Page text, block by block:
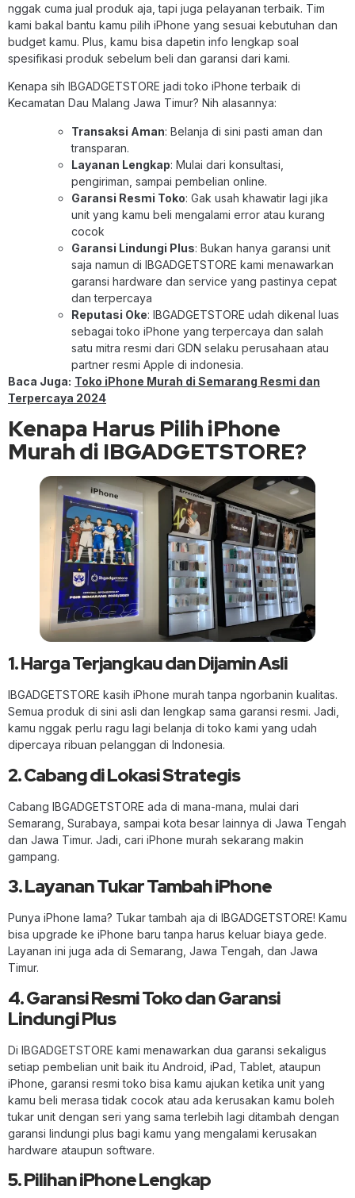
nggak cuma jual produk aja, tapi juga pelayanan terbaik. Tim
kami bakal bantu kamu pilih iPhone yang sesuai kebutuhan dan
budget kamu. Plus, kamu bisa dapetin info lengkap soal
spesifikasi produk sebelum beli dan garansi dari kami.
Kenapa sih IBGADGETSTORE jadi toko iPhone terbaik di
Kecamatan Dau Malang Jawa Timur? Nih alasannya:
Transaksi Aman: Belanja di sini pasti aman dan
transparan.
Layanan Lengkap: Mulai dari konsultasi,
pengiriman, sampai pembelian online.
Garansi Resmi Toko: Gak usah khawatir lagi jika
unit yang kamu beli mengalami error atau kurang
cocok
Garansi Lindungi Plus: Bukan hanya garansi unit
saja namun di IBGADGETSTORE kami menawarkan
garansi hardware dan service yang pastinya cepat
dan terpercaya
Reputasi Oke: IBGADGETSTORE udah dikenal luas
sebagai toko iPhone yang terpercaya dan salah
satu mitra resmi dari GDN selaku perusahaan atau
partner resmi Apple di indonesia.
Baca Juga: Toko iPhone Murah di Semarang Resmi dan
Terpercaya 2024
Kenapa Harus Pilih iPhone
Murah di IBGADGETSTORE?
1. Harga Terjangkau dan Dijamin Asli
IBGADGETSTORE kasih iPhone murah tanpa ngorbanin kualitas.
Semua produk di sini asli dan lengkap sama garansi resmi. Jadi,
kamu nggak perlu ragu lagi belanja di toko kami yang udah
dipercaya ribuan pelanggan di Indonesia.
2. Cabang di Lokasi Strategis
Cabang IBGADGETSTORE ada di mana-mana, mulai dari
Semarang, Surabaya, sampai kota besar lainnya di Jawa Tengah
dan Jawa Timur. Jadi, cari iPhone murah sekarang makin
gampang.
3. Layanan Tukar Tambah iPhone
Punya iPhone lama? Tukar tambah aja di IBGADGETSTORE! Kamu
bisa upgrade ke iPhone baru tanpa harus keluar biaya gede.
Layanan ini juga ada di Semarang, Jawa Tengah, dan Jawa
Timur.
4. Garansi Resmi Toko dan Garansi
Lindungi Plus
Di IBGADGETSTORE kami menawarkan dua garansi sekaligus
setiap pembelian unit baik itu Android, iPad, Tablet, ataupun
iPhone, garansi resmi toko bisa kamu ajukan ketika unit yang
kamu beli merasa tidak cocok atau ada kerusakan kamu boleh
tukar unit dengan seri yang sama terlebih lagi ditambah dengan
garansi lindungi plus bagi kamu yang mengalami kerusakan
hardware ataupun software.
5. Pilihan iPhone Lengkap